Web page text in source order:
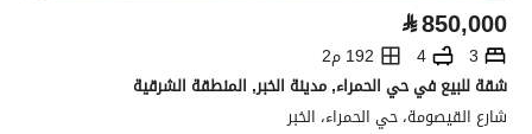
⃁850,000
3
4
192 م2
شقة للبيع في حي الحمراء, مدينة الخبر, المنطقة الشرقية
شارع القيصومة، حي الحمراء، الخبر